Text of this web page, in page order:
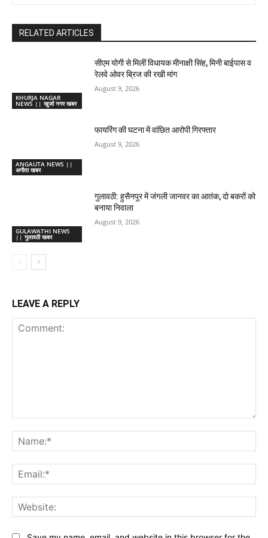
RELATED ARTICLES
KHURJA NAGAR
NEWS || खुर्जा नगर खबर
सीएम योगी से मिलीं विधायक मीनाक्षी सिंह, मिनी बाईपास व
रेलवे ओवर ब्रिज की रखी मांग
August 9, 2026
ANGAUTA NEWS ||
अगौता खबर
फायरिंग की घटना में वांछित आरोपी गिरफ्तार
August 9, 2026
GULAWATHI NEWS
|| गुलावठी खबर
गुलावठी: हुसैनपुर में जंगली जानवर का आतंक, दो बकरों को
बनाया निवाला
August 9, 2026
LEAVE A REPLY